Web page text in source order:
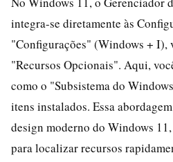
integra-se diretamente às
"Configurações" (Windows +
"Recursos Opcionais". Aqui,
como o "Subsistema do
itens instalados. Essa
design moderno do Windows
para localizar recursos